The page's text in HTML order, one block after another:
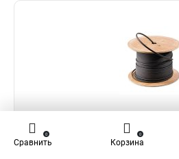
EKF SRL16-
Сравнить
0
Корзина
0